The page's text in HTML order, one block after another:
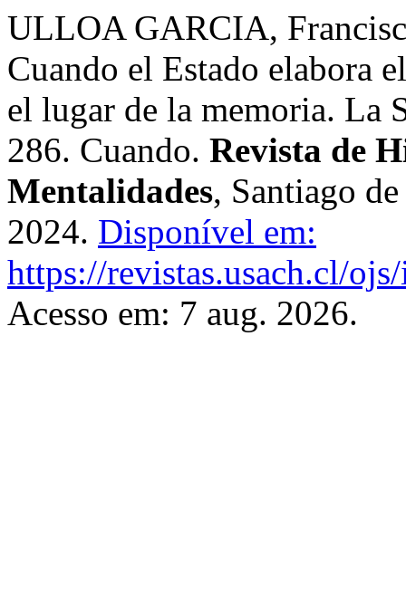
ULLOA GARCIA,
Cuando el Estado elabora
el lugar de la memoria. La
286. Cuando. Revista de
Mentalidades, Santiago
2024. Disponível em:
https://revistas.usach.cl/
Acesso em: 7 aug. 2026.